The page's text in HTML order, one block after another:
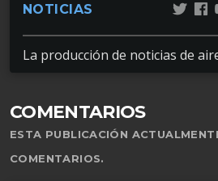
NOTICIAS
La producción de noticias de
COMENTARIOS
ESTA PUBLICACIÓN
COMENTARIOS.